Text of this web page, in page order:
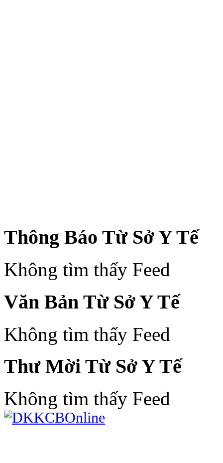
Thông Báo Từ Sở Y Tế
Không tìm thấy Feed
Văn Bản Từ Sở Y Tế
Không tìm thấy Feed
Thư Mời Từ Sở Y Tế
Không tìm thấy Feed